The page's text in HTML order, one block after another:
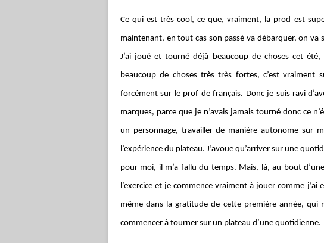
Ce qui est très cool, ce que, vraiment, la prod est
maintenant, en tout cas son passé va débarquer, on va
J’ai joué et tourné déjà beaucoup de choses cet
beaucoup de choses très très fortes, c’est vraiment
forcément sur le prof de français. Donc je suis ravi
marques, parce que je n’avais jamais tourné donc ce
un personnage, travailler de manière autonome sur
l’expérience du plateau. J’avoue qu’arriver sur une
pour moi, il m’a fallu du temps. Mais, là, au bout
l’exercice et je commence vraiment à jouer comme
même dans la gratitude de cette première année, qui
commencer à tourner sur un plateau d’une quotidienne.